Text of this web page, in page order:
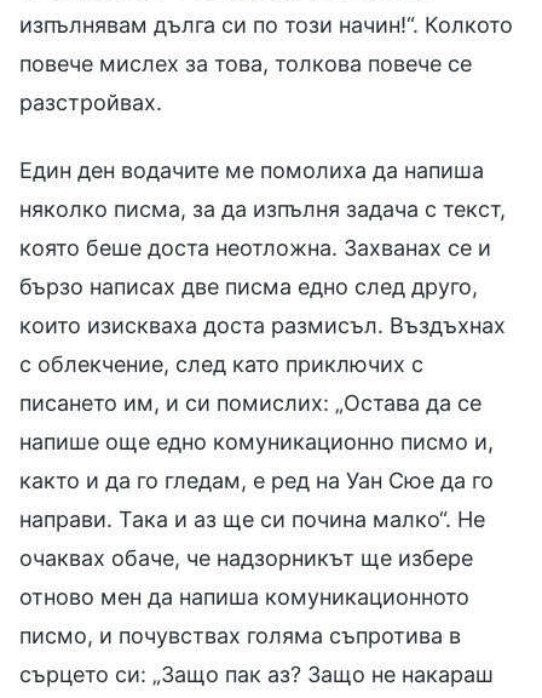
изпълнявам дълга си по този начин!“. Колкото
повече мислех за това, толкова повече се
разстройвах.
Един ден водачите ме помолиха да напиша
няколко писма, за да изпълня задача с текст,
която беше доста неотложна. Захванах се и
бързо написах две писма едно след друго,
които изискваха доста размисъл. Въздъхнах
с облекчение, след като приключих с
писането им, и си помислих: „Остава да се
напише още едно комуникационно писмо и,
както и да го гледам, е ред на Уан Сюе да го
направи. Така и аз ще си почина малко“. Не
очаквах обаче, че надзорникът ще избере
отново мен да напиша комуникационното
писмо, и почувствах голяма съпротива в
сърцето си: „Защо пак аз? Защо не накараш